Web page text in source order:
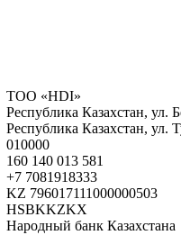
ТОО «HDI»
Республика Казахстан, ул.
Республика Казахстан, ул.
010000
160 140 013 581
+7 7081918333
KZ 796017111000000503
HSBKKZKX
Народный банк Казахстана